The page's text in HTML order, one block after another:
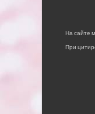
На сайте
При